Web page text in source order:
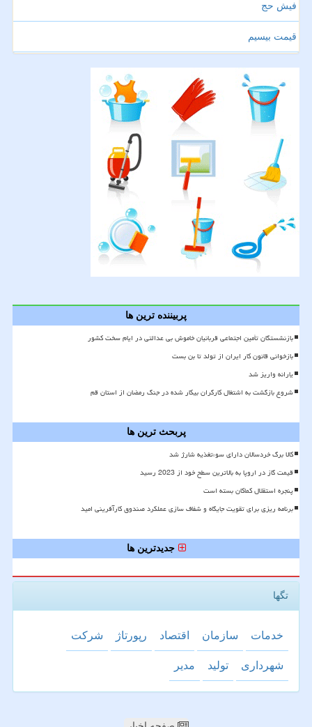
فیش حج
قیمت بیسیم
پربیننده ترین ها
بازنشستگان تأمین اجتماعی قربانیان خاموش بی عدالتی در ایام سخت کشور
بازخوانی قانون کار ایران از تولد تا بن بست
یارانه واریز شد
شروع بازگشت به اشتغال کارگران بیکار شده در جنگ رمضان از استان قم
پربحث ترین ها
کالا برگ خردسالان دارای سوءتغذیه شارژ شد
قیمت گاز در اروپا به بالاترین سطح خود از 2023 رسید
پنجره استقلال کماکان بسته است
برنامه ریزی برای تقویت جایگاه و شفاف سازی عملکرد صندوق کارآفرینی امید
جدیدترین ها
تگها
خدمات سازمان اقتصاد رپورتاژ شركت
شهرداری تولید مدیر